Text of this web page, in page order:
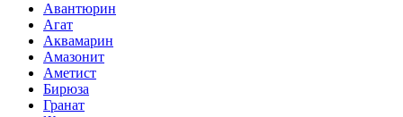
Авантюрин
Агат
Аквамарин
Амазонит
Аметист
Бирюза
Гранат